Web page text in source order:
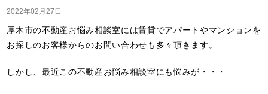
2022年02月27日
厚木市の不動産お悩み相談室には賃貸でアパートやマンションを
お探しのお客様からのお問い合わせも多々頂きます。
しかし、最近この不動産お悩み相談室にも悩みが・・・